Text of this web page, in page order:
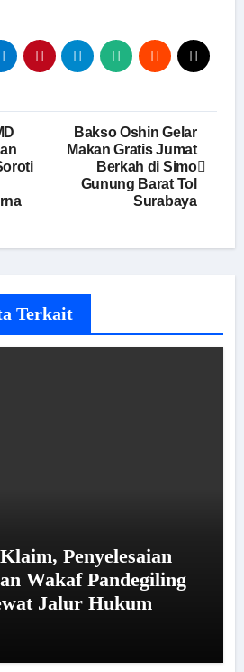
Bakso Oshin Gelar
Makan Gratis Jumat
Berkah di Simo
Gunung Barat Tol
Surabaya
Terkait
Penyelesaian
Wakaf Pandegiling
Jalur Hukum